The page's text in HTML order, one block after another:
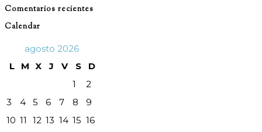
Comentarios recientes
Calendar
agosto 2026
L
M X J V S
D
1
2
3
4 5 6 7 8
9
10 11 12 13 14 15 16